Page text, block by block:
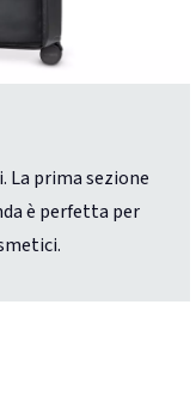
La prima sezione
è perfetta per